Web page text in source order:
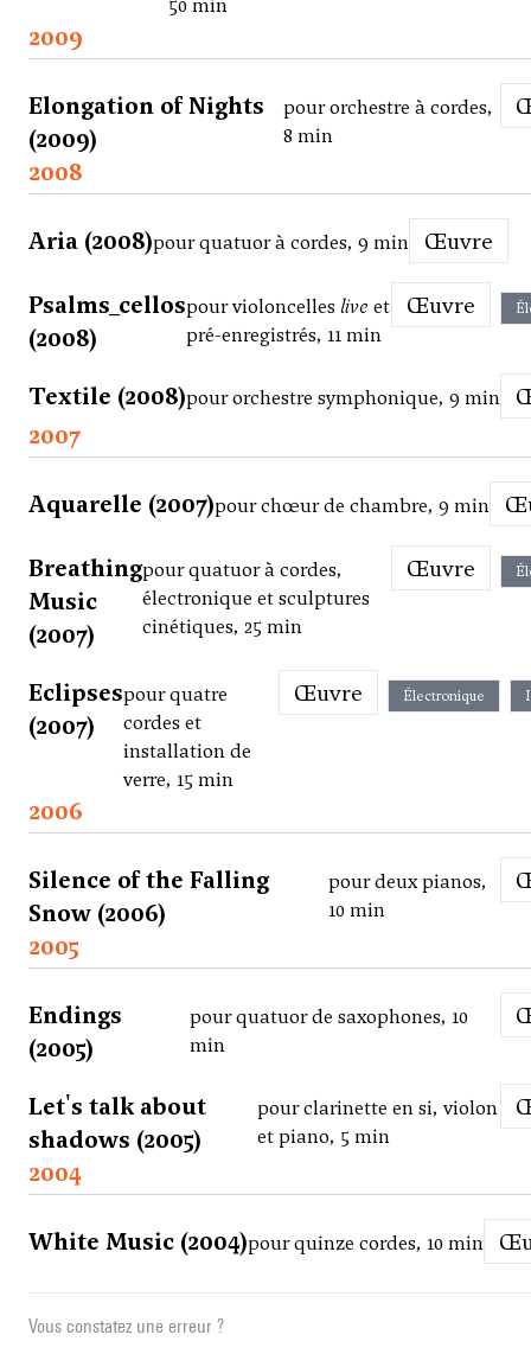
50 min
2009
Elongation of Nights
(2009)
pour orchestre à cordes,
8 min
2008
Aria (2008)pour quatuor à cordes, 9 min Œuvre
Psalms_cellos
(2008)
pour violoncelles live et
pré-enregistrés, 11 min
Œuvre
Textile (2008)pour orchestre symphonique, 9 min
2007
Aquarelle (2007)pour chœur de chambre, 9 min
Breathing
Music
(2007)
pour quatuor à cordes,
électronique et sculptures
cinétiques, 25 min
Œuvre
Eclipses
(2007)
pour quatre
cordes et
installation de
verre, 15 min
Œuvre Électronique
2006
Silence of the Falling
Snow (2006)
pour deux pianos,
10 min
2005
Endings
(2005)
pour quatuor de saxophones, 10
min
Let's talk about
shadows (2005)
pour clarinette en si, violon
et piano, 5 min
2004
White Music (2004)pour quinze cordes, 10 min
Vous constatez une erreur ?